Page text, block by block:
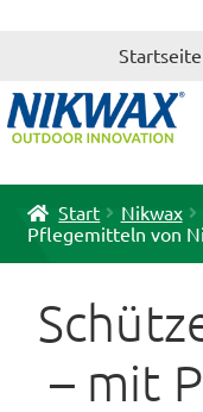
Startseite
Start Nikwax
Pflegemitteln von
– mit